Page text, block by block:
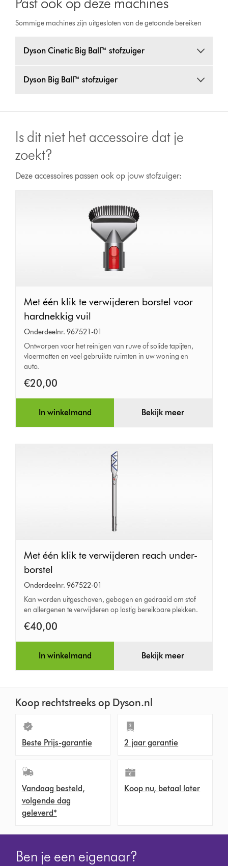
Sommige machines zijn uitgesloten van de getoonde bereiken
Dyson Cinetic Big Ball™ stofzuiger
Dyson Big Ball™ stofzuiger
Is dit niet het accessoire dat je
zoekt?
Deze accessoires passen ook op jouw stofzuiger:
Met
één
klik
te
verwijderen
borstel
voor
hardnekkig
Met één klik te verwijderen borstel voor
hardnekkig vuil
Onderdeelnr. 967521-01
Ontworpen voor het reinigen van ruwe of solide tapijten,
vloermatten en veel gebruikte ruimten in uw woning en
auto.
€20,00
In winkelmand Bekijk meer
Met
één
klik
te
verwijderen
reach
under-
borstel
Met één klik te verwijderen reach under-
borstel
Onderdeelnr. 967522-01
Kan worden uitgeschoven, gebogen en gedraaid om stof
en allergenen te verwijderen op lastig bereikbare plekken.
€40,00
In winkelmand Bekijk meer
Koop rechtstreeks op Dyson.nl
Beste Prijs-garantie 2 jaar garantie
Vandaag besteld,
volgende dag
geleverd*
Koop nu, betaal later
Ben je een eigenaar?